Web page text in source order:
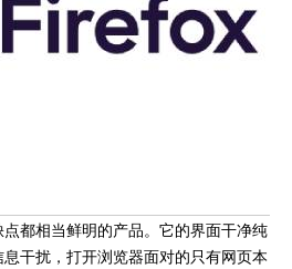
都相当鲜明的产品。它的界面干净纯
干扰，打开浏览器面对的只有网页本